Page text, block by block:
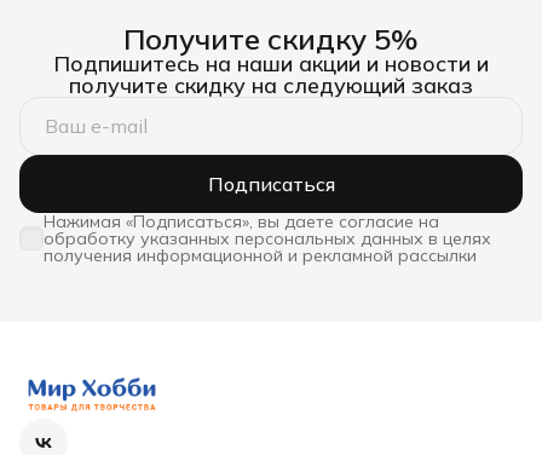
Получите скидку 5%
Подпишитесь на наши акции и новости и
получите скидку на следующий заказ
Подписаться
Нажимая «Подписаться», вы даете согласие на
обработку указанных персональных данных в целях
получения информационной и рекламной рассылки